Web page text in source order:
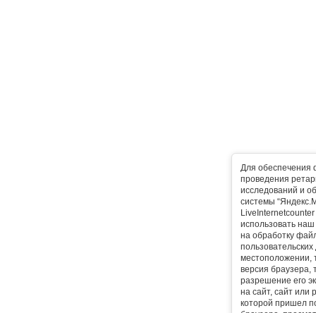
Для обеспечения
проведения
исследований и
системы
использовать
на обработку
местоположении,
версия браузера,
разрешение его
на сайт, сайт или
которой пришел